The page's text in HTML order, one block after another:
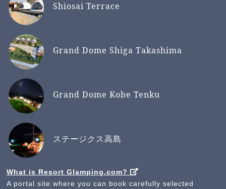
Shiosai Terrace
Grand Dome Shiga Takashima
Grand Dome Kobe Tenku
ステージクス高島
What is Resort Glamping.com?
A portal site where you can book carefully selected